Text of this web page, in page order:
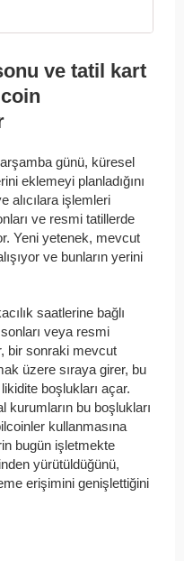
ve tatil kart
günü, küresel
eklemeyi planladığını
alıcılara işlemleri
ve resmi tatillerde
Yeni yetenek, mevcut
ve bunların yerini
saatlerine bağlı
veya resmi
bir sonraki mevcut
üzere sıraya girer, bu
boşlukları açar.
kurumların bu boşlukları
kullanmasına
bugün işletmekte
yürütüldüğünü,
erişimini genişlettiğini